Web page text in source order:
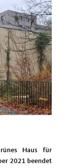
Haus für
2021 beendet